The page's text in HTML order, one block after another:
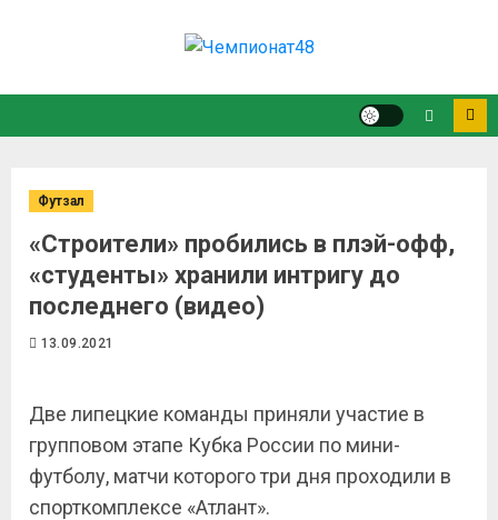
Футзал
«Строители» пробились в плэй-офф,
«студенты» хранили интригу до
последнего (видео)
13.09.2021
Две липецкие команды приняли участие в
групповом этапе Кубка России по мини-
футболу, матчи которого три дня проходили в
спорткомплексе «Атлант».